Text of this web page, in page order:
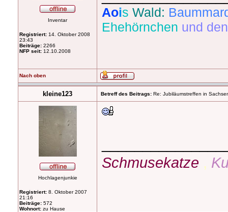
Inventar
Registriert: 14. Oktober 2008
23:43
Beiträge: 2266
NFP seit: 12.10.2008
Aois Wald:
Ehehörnchen und
Nach oben
kleine123 Betreff des Beitrags: Re: Jubiläumstreffen in
Hochlagenjunkie
Registriert: 8. Oktober 2007
21:16
Beiträge: 572
Wohnort: zu Hause
Schmusekatze ,